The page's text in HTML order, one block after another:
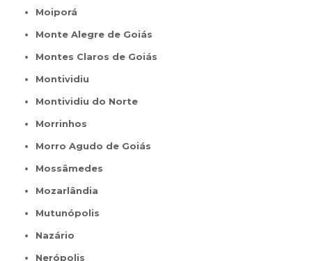
Moiporá
Monte Alegre de Goiás
Montes Claros de Goiás
Montividiu
Montividiu do Norte
Morrinhos
Morro Agudo de Goiás
Mossâmedes
Mozarlândia
Mutunópolis
Nazário
Nerópolis